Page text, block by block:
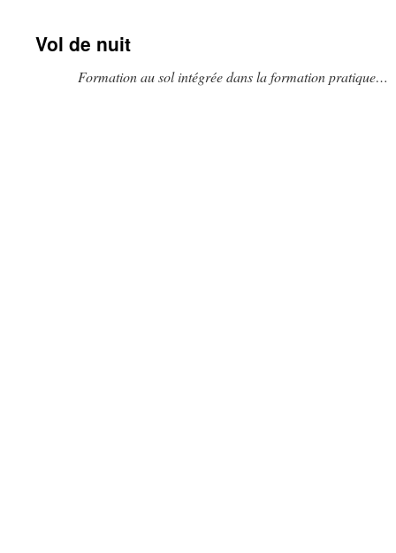
Vol de nuit
Formation au sol intégrée dans la formation pratique…